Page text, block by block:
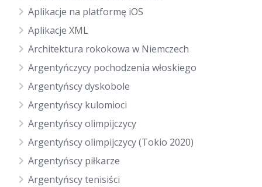
Aplikacje na platformę iOS
Aplikacje XML
Architektura rokokowa w Niemczech
Argentyńczycy pochodzenia włoskiego
Argentyńscy dyskobole
Argentyńscy kulomioci
Argentyńscy olimpijczycy
Argentyńscy olimpijczycy (Tokio 2020)
Argentyńscy piłkarze
Argentyńscy tenisiści